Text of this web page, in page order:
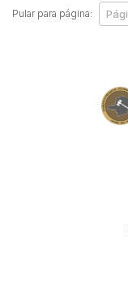
Pular para página: